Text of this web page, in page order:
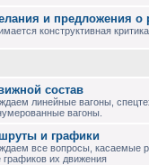
и предложения о
конструктивная критика
состав
линейные вагоны,
вагоны.
и графики
все вопросы, касаемые
графиков их движения